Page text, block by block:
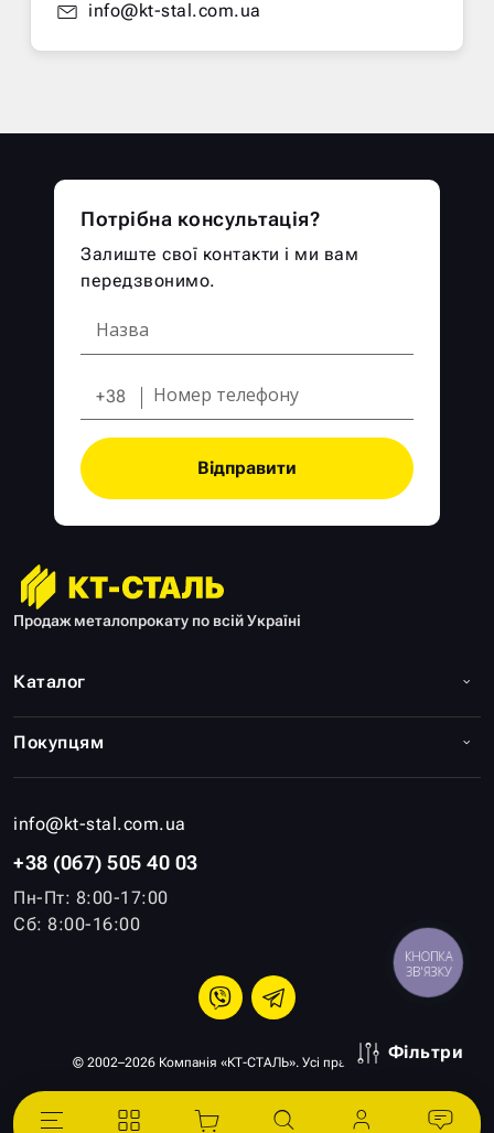
Фільтри
info@kt-stal.com.ua
Продаж металопрокату по всій Україні
info@kt-stal.com.ua
+38 (067) 505 40 03
Пн-Пт: 8:00-17:00
Сб: 8:00-16:00
Каталог
Покупцям
Потрібна консультація?
Залиште свої контакти і ми вам
передзвонимо.
+38
Відправити
© 2002–2026 Компанія «КТ-СТАЛЬ». Усі права захищені.
КНОПКА
ЗВ'ЯЗКУ